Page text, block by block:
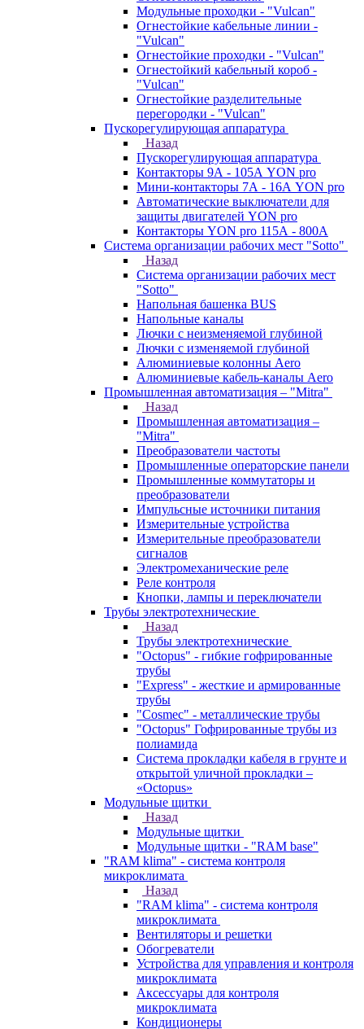
Модульные проходки - "Vulcan"
Огнестойкие кабельные линии -
"Vulcan"
Огнестойкие проходки - "Vulcan"
Огнестойкий кабельный короб -
"Vulcan"
Огнестойкие разделительные
перегородки - "Vulcan"
Пускорегулирующая аппаратура
Назад
Пускорегулирующая аппаратура
Контакторы 9А - 105А YON pro
Мини-контакторы 7А - 16А YON pro
Автоматические выключатели для
защиты двигателей YON pro
Контакторы YON pro 115А - 800А
Система организации рабочих мест "Sotto"
Назад
Система организации рабочих мест
"Sotto"
Напольная башенка BUS
Напольные каналы
Лючки с неизменяемой глубиной
Лючки с изменяемой глубиной
Алюминиевые колонны Aero
Алюминиевые кабель-каналы Aero
Промышленная автоматизация – "Mitra"
Назад
Промышленная автоматизация –
"Mitra"
Преобразователи частоты
Промышленные операторские панели
Промышленные коммутаторы и
преобразователи
Импульсные источники питания
Измерительные устройства
Измерительные преобразователи
сигналов
Электромеханические реле
Реле контроля
Кнопки, лампы и переключатели
Трубы электротехнические
Назад
Трубы электротехнические
"Octopus" - гибкие гофрированные
трубы
"Express" - жесткие и армированные
трубы
"Cosmec" - металлические трубы
"Octopus" Гофрированные трубы из
полиамида
Система прокладки кабеля в грунте и
открытой уличной прокладки –
«Octopus»
Модульные щитки
Назад
Модульные щитки
Модульные щитки - "RAM base"
"RAM klima" - система контроля
микроклимата
Назад
"RAM klima" - система контроля
микроклимата
Вентиляторы и решетки
Обогреватели
Устройства для управления и контроля
микроклимата
Аксессуары для контроля
микроклимата
Кондиционеры